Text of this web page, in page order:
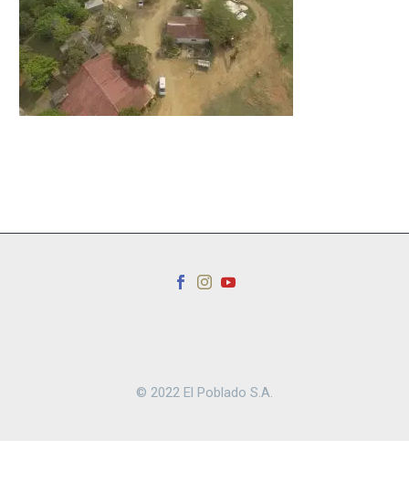
© 2022 El Poblado S.A.